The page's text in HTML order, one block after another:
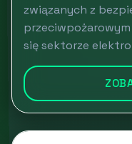
związanych z
się sektorze